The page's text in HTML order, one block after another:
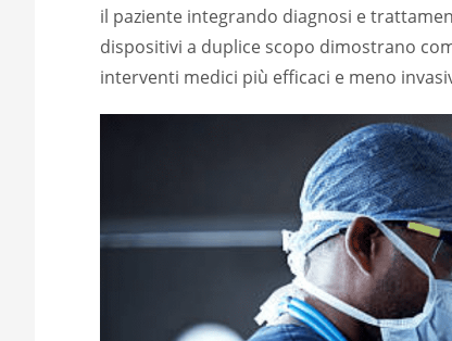
il paziente integrando diagnosi e
dispositivi a duplice scopo dimostrano
interventi medici più efficaci e meno